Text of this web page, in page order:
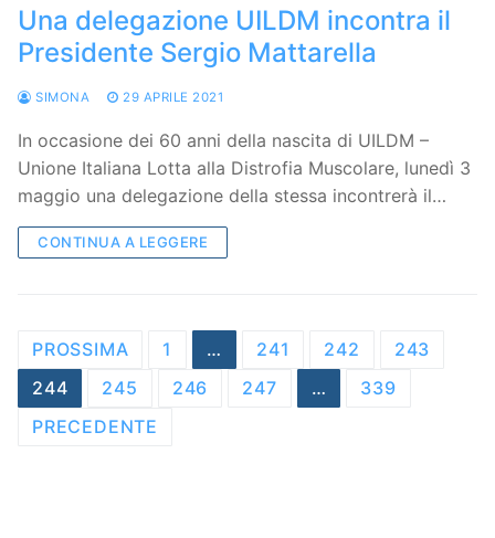
Una delegazione UILDM incontra il
Presidente Sergio Mattarella
SIMONA 29 APRILE 2021
In occasione dei 60 anni della nascita di UILDM –
Unione Italiana Lotta alla Distrofia Muscolare, lunedì 3
maggio una delegazione della stessa incontrerà il…
CONTINUA A LEGGERE
Navigazione
articoli
PROSSIMA 1 … 241 242
243
244
245 246 247 …
339
PRECEDENTE